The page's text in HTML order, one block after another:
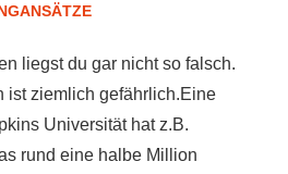
liegst du gar nicht so falsch.
ist ziemlich gefährlich.Eine
Universität hat z.B.
rund eine halbe Million